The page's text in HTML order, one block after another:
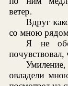
ветер.
Вдруг
со мною
Я не
овладели